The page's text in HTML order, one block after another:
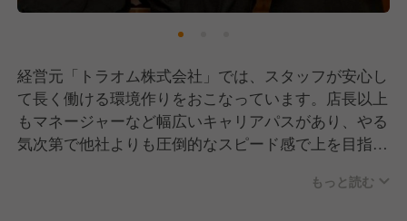
経営元「トラオム株式会社」では、スタッフが安心し
て長く働ける環境作りをおこなっています。店長以上
もマネージャーなど幅広いキャリアパスがあり、やる
気次第で他社よりも圧倒的なスピード感で上を目指せ
もっと読む